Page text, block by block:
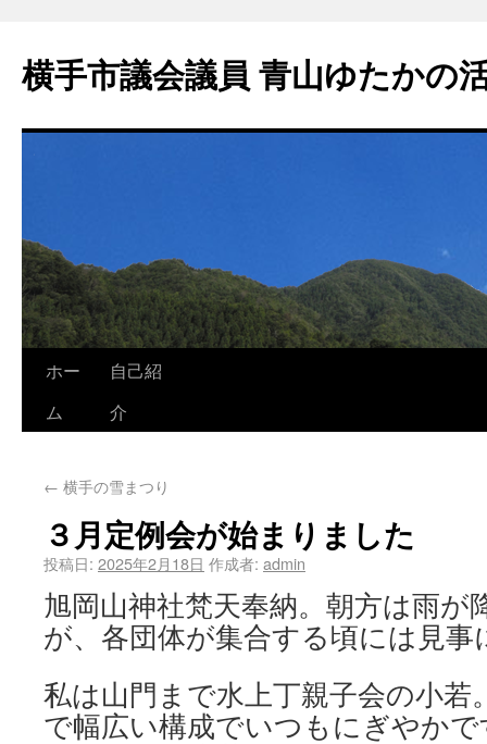
横手市議会議員 青山ゆたかの
ホー
ム
自己紹
介
← 横手の雪まつり
３月定例会が始まりました
投稿日: 2025年2月18日 作成者: admin
旭岡山神社梵天奉納。朝方は雨が
が、各団体が集合する頃には見
私は山門まで水上丁親子会の小若
で幅広い構成でいつもにぎやか